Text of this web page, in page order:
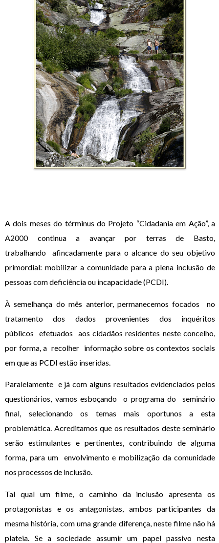
A dois meses do términus do Projeto “Cidadania em Ação”, a
A2000 continua a avançar por terras de Basto,
trabalhando afincadamente para o alcance do seu objetivo
primordial: mobilizar a comunidade para a plena inclusão de
pessoas com deficiência ou incapacidade (PCDI).
À semelhança do mês anterior, permanecemos focados no
tratamento dos dados provenientes dos inquéritos
públicos efetuados aos cidadãos residentes neste concelho,
por forma, a recolher informação sobre os contextos sociais
em que as PCDI estão inseridas.
Paralelamente e já com alguns resultados evidenciados pelos
questionários, vamos esboçando o programa do seminário
final, selecionando os temas mais oportunos a esta
problemática. Acreditamos que os resultados deste seminário
serão estimulantes e pertinentes, contribuindo de alguma
forma, para um envolvimento e mobilização da comunidade
nos processos de inclusão.
Tal qual um filme, o caminho da inclusão apresenta os
protagonistas e os antagonistas, ambos participantes da
mesma história, com uma grande diferença, neste filme não há
plateia. Se a sociedade assumir um papel passivo nesta